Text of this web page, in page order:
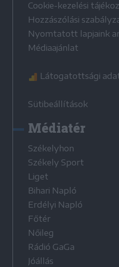
Cookie-kezelési
Hozzászólási
Nyomtatott lapjaink
Médiaajánlat
Látogatottsági
Sütibeállítások
Médiatér
Székelyhon
Székely Sport
Liget
Bihari Napló
Erdélyi Napló
Főtér
Nőileg
Rádió GaGa
Jóállás